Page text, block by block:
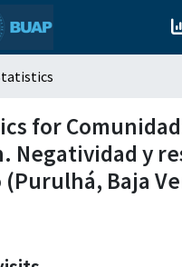
for
Negatividad y
(Purulhá, Baja